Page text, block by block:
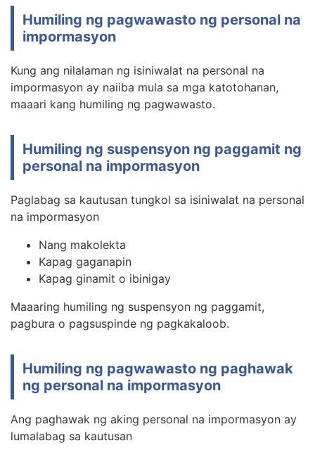
Humiling ng pagwawasto ng personal na
impormasyon
Kung ang nilalaman ng isiniwalat na personal na
impormasyon ay naiiba mula sa mga katotohanan,
maaari kang humiling ng pagwawasto.
Humiling ng suspensyon ng paggamit ng
personal na impormasyon
Paglabag sa kautusan tungkol sa isiniwalat na personal
na impormasyon
Nang makolekta
Kapag gaganapin
Kapag ginamit o ibinigay
Maaaring humiling ng suspensyon ng paggamit,
pagbura o pagsuspinde ng pagkakaloob.
Humiling ng pagwawasto ng paghawak
ng personal na impormasyon
Ang paghawak ng aking personal na impormasyon ay
lumalabag sa kautusan